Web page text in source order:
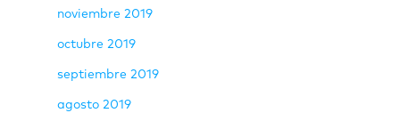
noviembre 2019
octubre 2019
septiembre 2019
agosto 2019